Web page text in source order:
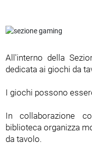
All'interno della
dedicata ai giochi da
I giochi possono
In collaborazione
biblioteca organizza
da tavolo.